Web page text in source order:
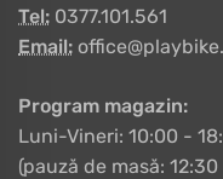
Tel: 0377.101.561
Email:
Program magazin:
Luni-Vineri: 10:00 -
(pauză de masă: